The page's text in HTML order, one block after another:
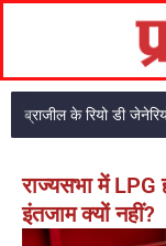
राज्यसभा में LPG
इंतजाम क्यों नहीं?